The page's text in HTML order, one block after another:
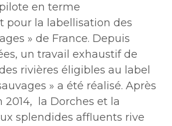
en terme
pour la labellisation des
» de France. Depuis
un travail exhaustif de
rivières éligibles au label
» a été réalisé. Après
2014, la Dorches et la
splendides affluents rive